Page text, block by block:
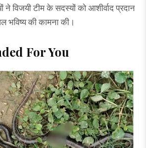
ने विजयी टीम के सदस्यों को आशीर्वाद प्रदान
की कामना की।
For You